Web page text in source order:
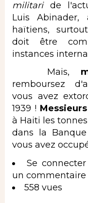
militaride
Luis
haïtiens,
doit être
instances
Mais,
remboursez
vous avez
1939 !
à Haiti les
dans la
vous avez
Se connecter
un commentaire
558 vues